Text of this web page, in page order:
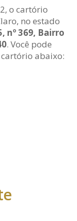
o cartório
no estado
nº 369, Bairro
. Você pode
abaixo: